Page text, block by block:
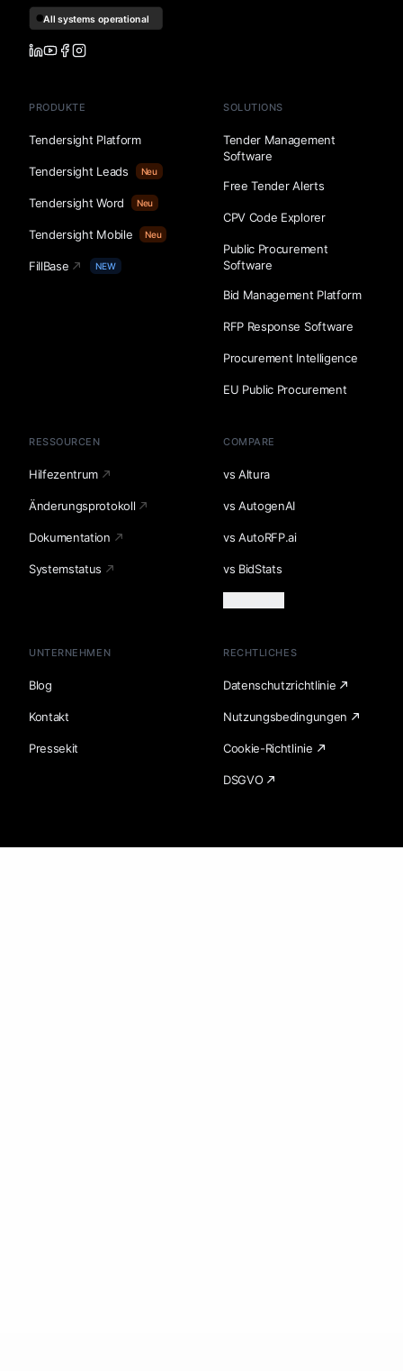
PRODUKTE
Tendersight Platform
Tendersight Leads Neu
Tendersight Word Neu
Tendersight Mobile Neu
FillBase NEW
SOLUTIONS
Tender Management
Software
Free Tender Alerts
CPV Code Explorer
Public Procurement
Software
Bid Management Platform
RFP Response Software
Procurement Intelligence
EU Public Procurement
RESSOURCEN
Hilfezentrum
Änderungsprotokoll
Dokumentation
Systemstatus
COMPARE
vs Altura
vs AutogenAI
vs AutoRFP.ai
vs BidStats
UNTERNEHMEN
Blog
Kontakt
Pressekit
RECHTLICHES
Datenschutzrichtlinie
Nutzungsbedingungen
Cookie-Richtlinie
DSGVO